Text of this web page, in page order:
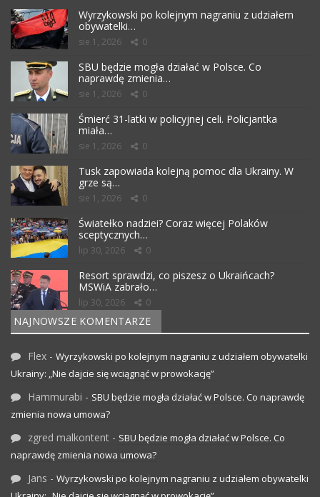
Wyrzykowski po kolejnym nagraniu z udziałem
obywatelki…
sie 1, 2026 0
SBU będzie mogła działać w Polsce. Co
naprawdę zmienia…
sie 1, 2026 0
Śmierć 31-latki w policyjnej celi. Policjantka
miała…
sie 1, 2026 0
Tusk zapowiada kolejną pomoc dla Ukrainy. W
grze są…
sie 1, 2026 0
Światełko nadziei? Coraz więcej Polaków
sceptycznych…
lip 30, 2026 0
Resort sprawdzi, co piszesz o Ukraińcach?
MSWiA zabrało…
lip 30, 2026 0
NAJNOWSZE KOMENTARZE
Flex - Wyrzykowski po kolejnym nagraniu z udziałem obywatelki
Ukrainy: „Nie dajcie się wciągnąć w prowokację”
Hammurabi - SBU będzie mogła działać w Polsce. Co naprawdę
zmienia nowa umowa?
zgred malkontent - SBU będzie mogła działać w Polsce. Co
naprawdę zmienia nowa umowa?
Jans - Wyrzykowski po kolejnym nagraniu z udziałem obywatelki